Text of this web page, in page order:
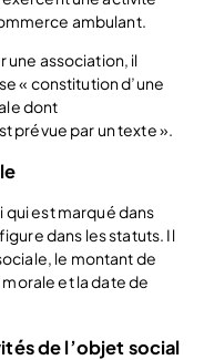
ambulant.
une association, il
« constitution d’une
dont
prévue par un texte ».
qui est marqué dans
dans les statuts. Il
le montant de
et la date de
de l’objet social